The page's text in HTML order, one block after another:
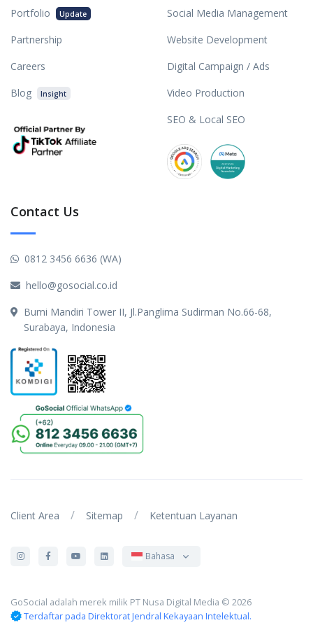
Portfolio
Update
Partnership
Careers
Blog
Insight
Social Media Management
Website Development
Digital Campaign / Ads
Video Production
SEO & Local SEO
Contact Us
0812 3456 6636 (WA)
hello@gosocial.co.id
Bumi Mandiri Tower II, Jl.Panglima Sudirman No.66-68,
Surabaya, Indonesia
Client Area / Sitemap / Ketentuan Layanan
Bahasa
GoSocial adalah merek milik PT Nusa Digital Media © 2026
Terdaftar pada Direktorat Jendral Kekayaan Intelektual.